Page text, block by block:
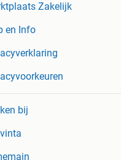
Zakelijk
en Info
bij